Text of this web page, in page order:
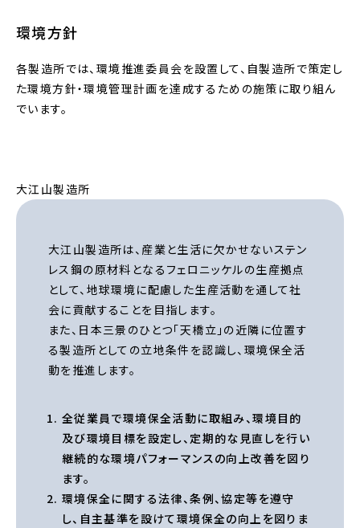
環境方針
各製造所では、環境推進委員会を設置して、自製造所で策定し
た環境方針・環境管理計画を達成するための施策に取り組ん
でいます。
大江山製造所
大江山製造所は、産業と生活に欠かせないステン
レス鋼の原材料となるフェロニッケルの生産拠点
として、地球環境に配慮した生産活動を通して社
会に貢献することを目指します。
また、日本三景のひとつ「天橋立」の近隣に位置す
る製造所としての立地条件を認識し、環境保全活
動を推進します。
全従業員で環境保全活動に取組み、環境目的
及び環境目標を設定し、定期的な見直しを行い
継続的な環境パフォーマンスの向上改善を図り
ます。
環境保全に関する法律、条例、協定等を遵守
し、自主基準を設けて環境保全の向上を図りま